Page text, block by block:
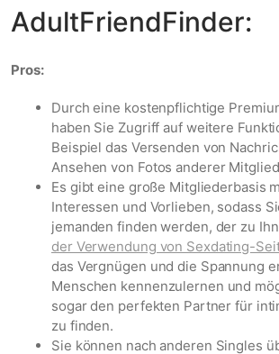
AdultFriendFinder:
Pros:
Durch eine kostenpflichtige
haben Sie Zugriff auf weitere
Beispiel das Versenden von
Ansehen von Fotos anderer
Es gibt eine große Mitgliederbasis
Interessen und Vorlieben, sodass
jemanden finden werden, der zu
der Verwendung von Sexdating-
das Vergnügen und die Spannung
Menschen kennenzulernen und
sogar den perfekten Partner für
zu finden.
Sie können nach anderen Singles